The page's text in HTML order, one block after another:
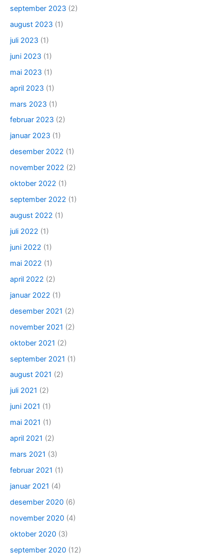
september 2023 (2)
august 2023 (1)
juli 2023 (1)
juni 2023 (1)
mai 2023 (1)
april 2023 (1)
mars 2023 (1)
februar 2023 (2)
januar 2023 (1)
desember 2022 (1)
november 2022 (2)
oktober 2022 (1)
september 2022 (1)
august 2022 (1)
juli 2022 (1)
juni 2022 (1)
mai 2022 (1)
april 2022 (2)
januar 2022 (1)
desember 2021 (2)
november 2021 (2)
oktober 2021 (2)
september 2021 (1)
august 2021 (2)
juli 2021 (2)
juni 2021 (1)
mai 2021 (1)
april 2021 (2)
mars 2021 (3)
februar 2021 (1)
januar 2021 (4)
desember 2020 (6)
november 2020 (4)
oktober 2020 (3)
september 2020 (12)